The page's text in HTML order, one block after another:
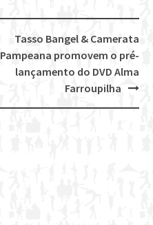
Tasso Bangel & Camerata
Pampeana promovem o pré-
lançamento do DVD Alma
Farroupilha